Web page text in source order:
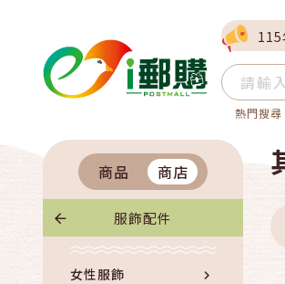
熱門搜尋
商品 商店
服飾配件
女性服飾